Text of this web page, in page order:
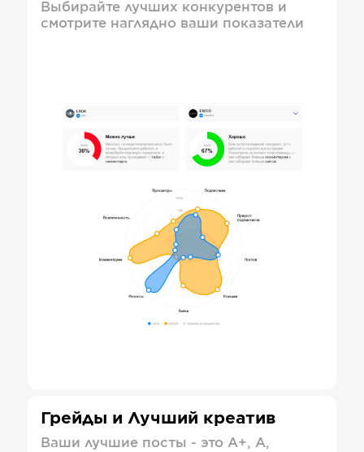
Выбирайте лучших конкурентов и
смотрите наглядно ваши показатели
Грейды и Лучший креатив
Ваши лучшие посты - это А+, А,